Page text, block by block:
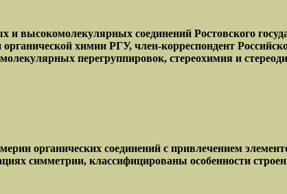
высокомолекулярных соединений Ростовского
химии РГУ, член-корреспондент
перегруппировок, стереохимия и
органических соединений с привлечением
симметрии, классифицированы особенности